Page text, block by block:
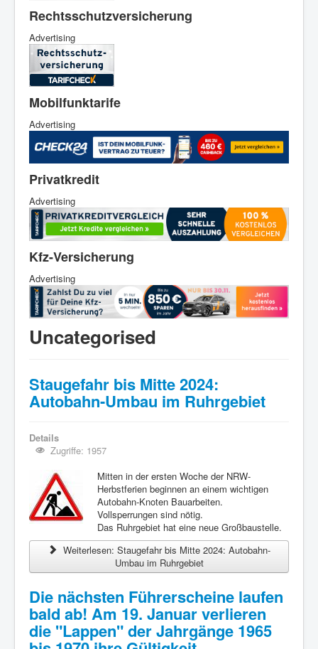
Rechtsschutzversicherung
Advertising
Mobilfunktarife
Advertising
Privatkredit
Advertising
Kfz-Versicherung
Advertising
Uncategorised
Staugefahr bis Mitte 2024:
Autobahn-Umbau im Ruhrgebiet
Details
Zugriffe: 1957
Mitten in der ersten Woche der NRW-
Herbstferien beginnen an einem wichtigen
Autobahn-Knoten Bauarbeiten.
Vollsperrungen sind nötig.
Das Ruhrgebiet hat eine neue Großbaustelle.
Weiterlesen: Staugefahr bis Mitte 2024: Autobahn-
Umbau im Ruhrgebiet
Die nächsten Führerscheine laufen
bald ab! Am 19. Januar verlieren
die "Lappen" der Jahrgänge 1965